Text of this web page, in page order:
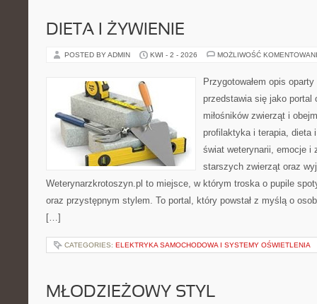
DIETA I ŻYWIENIE
POSTED BY ADMIN KWI - 2 - 2026 MOŻLIWOŚĆ
Przygotowałem opis
przedstawia się jako portal
miłośników zwierząt i
profilaktyka i terapia, dieta
świat weterynarii, emocje i
starszych zwierząt oraz
Weterynarzkrotoszyn.pl to miejsce, w którym troska o pupile
oraz przystępnym stylem. To portal, który powstał z myślą o
[…]
CATEGORIES: ELEKTRYKA SAMOCHODOWA I SYSTEMY OŚWIETLENIA
MŁODZIEŻOWY STYL